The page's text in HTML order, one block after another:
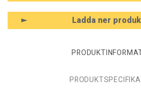
Ladda ner